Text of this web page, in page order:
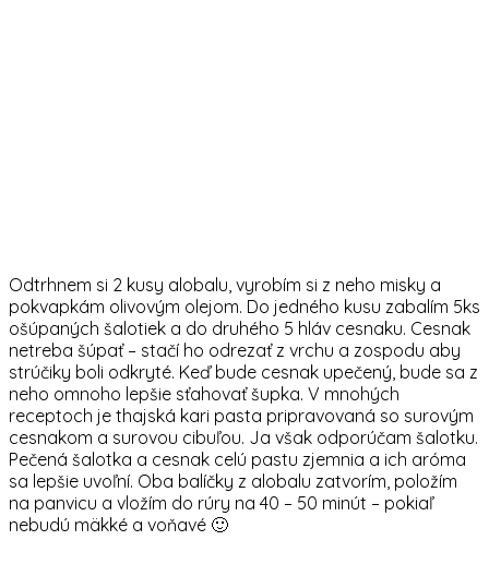
Odtrhnem si 2 kusy alobalu, vyrobím si z neho misky a
pokvapkám olivovým olejom. Do jedného kusu zabalím 5ks
ošúpaných šalotiek a do druhého 5 hláv cesnaku. Cesnak
netreba šúpať – stačí ho odrezať z vrchu a zospodu aby
strúčiky boli odkryté. Keď bude cesnak upečený, bude sa z
neho omnoho lepšie sťahovať šupka. V mnohých
receptoch je thajská kari pasta pripravovaná so surovým
cesnakom a surovou cibuľou. Ja však odporúčam šalotku.
Pečená šalotka a cesnak celú pastu zjemnia a ich aróma
sa lepšie uvoľní. Oba balíčky z alobalu zatvorím, položím
na panvicu a vložím do rúry na 40 – 50 minút – pokiaľ
nebudú mäkké a voňavé 🙂